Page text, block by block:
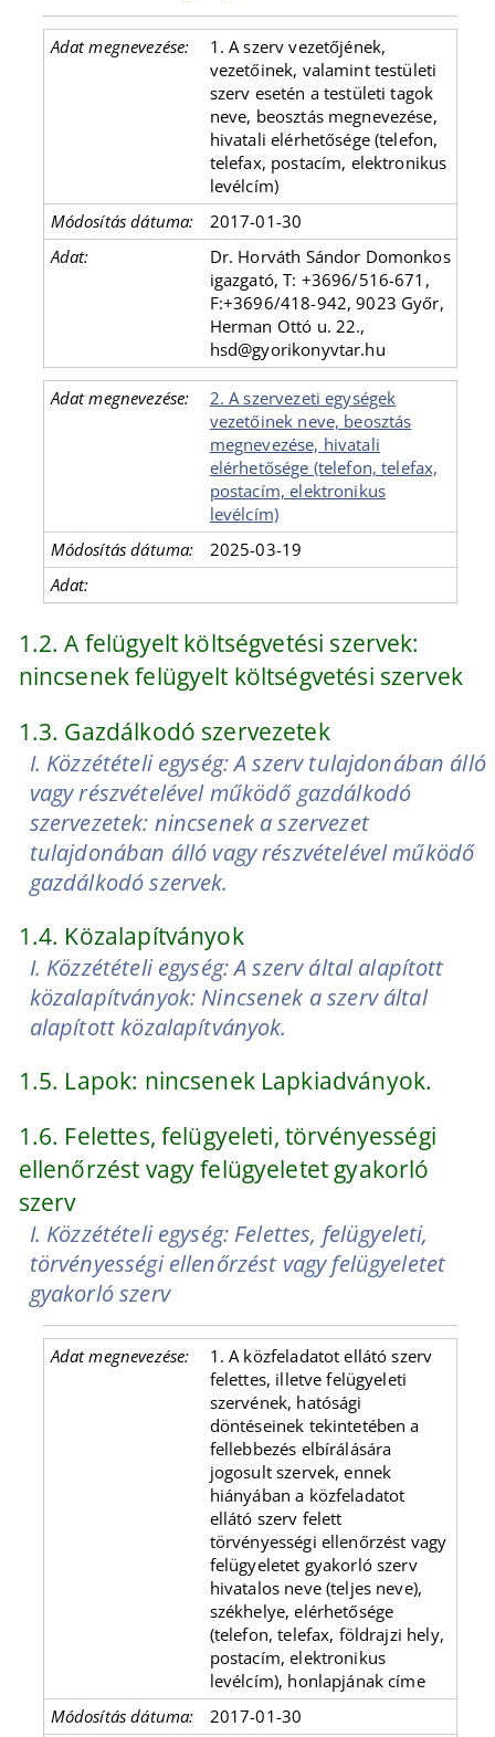
1. A szerv vezetőjének,
vezetőinek, valamint testületi
szerv esetén a testületi tagok
neve, beosztás megnevezése,
hivatali elérhetősége (telefon,
telefax, postacím, elektronikus
levélcím)
2017-01-30
Dr. Horváth Sándor Domonkos
igazgató, T: +3696/516-671,
F:+3696/418-942, 9023 Győr,
Herman Ottó u. 22.,
hsd@gyorikonyvtar.hu
2. A szervezeti egységek
vezetőinek neve, beosztás
megnevezése, hivatali
elérhetősége (telefon, telefax,
postacím, elektronikus
levélcím)
2025-03-19
1.2. A felügyelt költségvetési szervek:
nincsenek felügyelt költségvetési szervek
1.3. Gazdálkodó szervezetek
I. Közzétételi egység: A szerv tulajdonában álló
vagy részvételével működő gazdálkodó
szervezetek: nincsenek a szervezet
tulajdonában álló vagy részvételével működő
gazdálkodó szervek.
1.4. Közalapítványok
I. Közzétételi egység: A szerv által alapított
közalapítványok: Nincsenek a szerv által
alapított közalapítványok.
1.5. Lapok: nincsenek Lapkiadványok.
1.6. Felettes, felügyeleti, törvényességi
ellenőrzést vagy felügyeletet gyakorló
szerv
I. Közzétételi egység: Felettes, felügyeleti,
törvényességi ellenőrzést vagy felügyeletet
gyakorló szerv
1. A közfeladatot ellátó szerv
felettes, illetve felügyeleti
szervének, hatósági
döntéseinek tekintetében a
fellebbezés elbírálására
jogosult szervek, ennek
hiányában a közfeladatot
ellátó szerv felett
törvényességi ellenőrzést vagy
felügyeletet gyakorló szerv
hivatalos neve (teljes neve),
székhelye, elérhetősége
(telefon, telefax, földrajzi hely,
postacím, elektronikus
levélcím), honlapjának címe
2017-01-30